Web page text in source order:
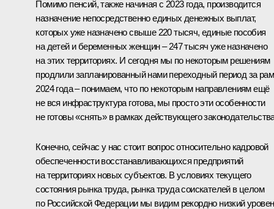
Помимо пенсий, также начиная с 2023 года, производится
назначение непосредственно единых денежных выплат,
которых уже назначено свыше 220 тысяч, единые пособия
на детей и беременных женщин – 247 тысяч уже назначено
на этих территориях. И сегодня мы по некоторым решениям
продлили запланированный нами переходный период за
2024 года – понимаем, что по некоторым направлениям ещё
не вся инфраструктура готова, мы просто эти особенности
не готовы «снять» в рамках действующего
Конечно, сейчас у нас стоит вопрос относительно кадровой
обеспеченности восстанавливающихся предприятий
на территориях новых субъектов. В условиях текущего
состояния рынка труда, рынка труда соискателей в целом
по Российской Федерации мы видим рекордно низкий